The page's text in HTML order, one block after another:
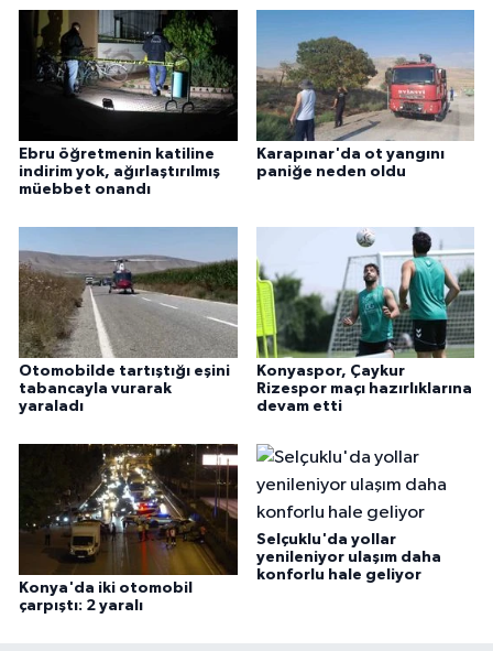
Ebru öğretmenin katiline
indirim yok, ağırlaştırılmış
müebbet onandı
Karapınar'da ot yangını
paniğe neden oldu
Otomobilde tartıştığı eşini
tabancayla vurarak
yaraladı
Konyaspor, Çaykur
Rizespor maçı hazırlıklarına
devam etti
Konya'da iki otomobil
çarpıştı: 2 yaralı
Selçuklu'da yollar
yenileniyor ulaşım daha
konforlu hale geliyor